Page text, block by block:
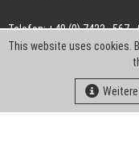
Telefon: +49 (0) 7422 . 567 -
Telefax: +49 (0) 7422 . 567 -
info-ch@kern-
This website uses cookies.